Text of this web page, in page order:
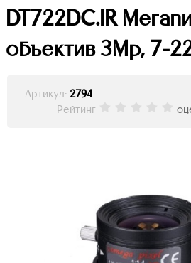
DT722DC.IR
объектив 3Mp, 7-
Артикул: 2794
Рейтинг